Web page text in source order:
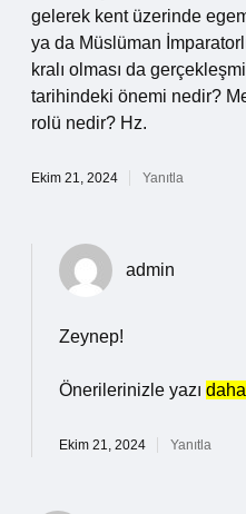
gelerek kent üzerinde
ya da Müslüman
kralı olması da
tarihindeki önemi nedir?
rolü nedir? Hz.
Ekim 21, 2024 Yanıtla
admin
Zeynep!
Önerilerinizle yazı
Ekim 21, 2024 Yanıtla